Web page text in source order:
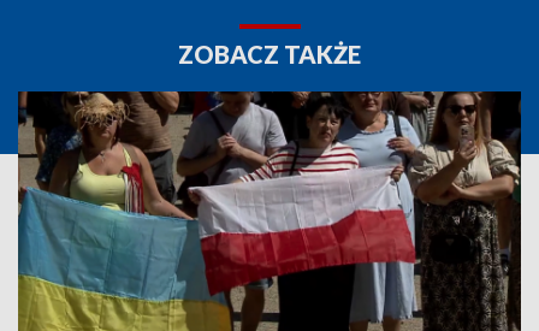
ZOBACZ TAKŻE